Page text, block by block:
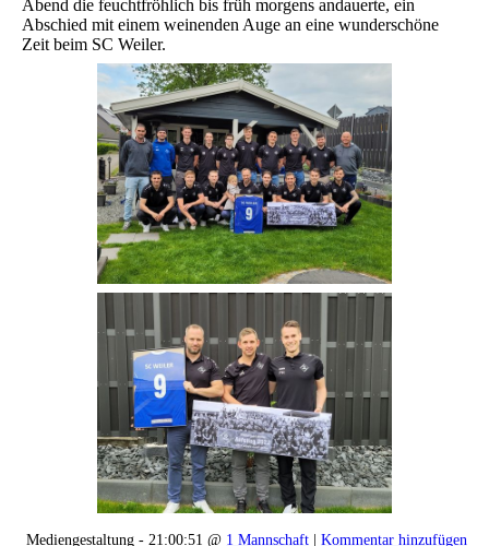
Abend die feuchtfröhlich bis früh morgens andauerte, ein
Abschied mit einem weinenden Auge an eine wunderschöne
Zeit beim SC Weiler.
Mediengestaltung - 21:00:51 @ 1 Mannschaft | Kommentar hinzufügen